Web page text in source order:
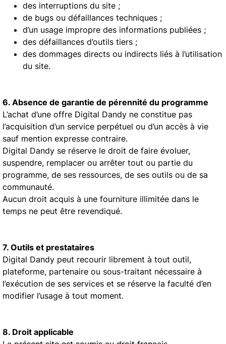
des interruptions du site ;
de bugs ou défaillances techniques ;
d’un usage impropre des informations publiées ;
des défaillances d’outils tiers ;
des dommages directs ou indirects liés à l’utilisation
du site.
6. Absence de garantie de pérennité du programme
L’achat d’une offre Digital Dandy ne constitue pas
l’acquisition d’un service perpétuel ou d’un accès à vie
sauf mention expresse contraire.
Digital Dandy se réserve le droit de faire évoluer,
suspendre, remplacer ou arrêter tout ou partie du
programme, de ses ressources, de ses outils ou de sa
communauté.
Aucun droit acquis à une fourniture illimitée dans le
temps ne peut être revendiqué.
7. Outils et prestataires
Digital Dandy peut recourir librement à tout outil,
plateforme, partenaire ou sous-traitant nécessaire à
l’exécution de ses services et se réserve la faculté d’en
modifier l’usage à tout moment.
8. Droit applicable